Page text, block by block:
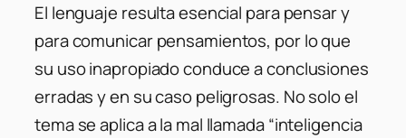
El lenguaje resulta esencial para pensar y
para comunicar pensamientos, por lo que
su uso inapropiado conduce a conclusiones
erradas y en su caso peligrosas. No solo el
tema se aplica a la mal llamada “inteligencia